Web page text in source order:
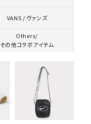
VANS / ヴァンズ
Others/
その他コラボアイテム